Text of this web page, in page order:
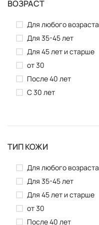
От выпадения волос
От перхоти
От розацеа
От темных кругов под
глазами
Отбеливание
Отечность
Похудение
Придание блеска
Себорея
Стайлинг
Тонизирование
Тонирование
ВОЗРАСТ
Для любого возраста
Для 35-45 лет
Для 45 лет и старше
от 30
После 40 лет
С 30 лет
ТИП КОЖИ
Для любого возраста
Для 35-45 лет
Для 45 лет и старше
от 30
После 40 лет